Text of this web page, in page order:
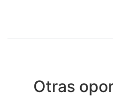
Otras